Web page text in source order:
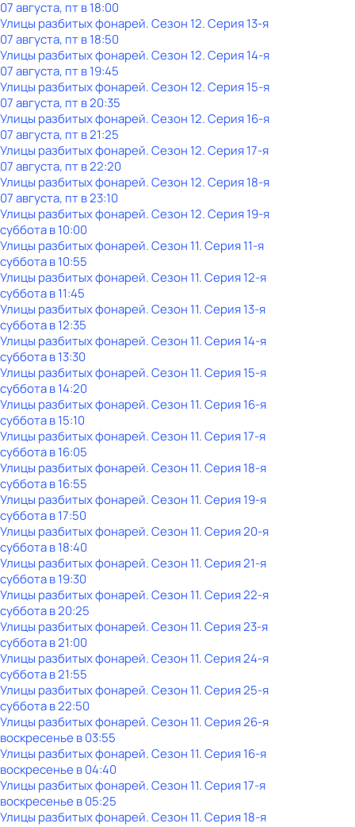
07 августа, пт в 18:00
Улицы разбитых фонарей. Сезон 12. Серия 13-я
07 августа, пт в 18:50
Улицы разбитых фонарей. Сезон 12. Серия 14-я
07 августа, пт в 19:45
Улицы разбитых фонарей. Сезон 12. Серия 15-я
07 августа, пт в 20:35
Улицы разбитых фонарей. Сезон 12. Серия 16-я
07 августа, пт в 21:25
Улицы разбитых фонарей. Сезон 12. Серия 17-я
07 августа, пт в 22:20
Улицы разбитых фонарей. Сезон 12. Серия 18-я
07 августа, пт в 23:10
Улицы разбитых фонарей. Сезон 12. Серия 19-я
субботав10:00
Улицы разбитых фонарей. Сезон 11. Серия 11-я
субботав10:55
Улицы разбитых фонарей. Сезон 11. Серия 12-я
субботав11:45
Улицы разбитых фонарей. Сезон 11. Серия 13-я
субботав12:35
Улицы разбитых фонарей. Сезон 11. Серия 14-я
субботав13:30
Улицы разбитых фонарей. Сезон 11. Серия 15-я
субботав14:20
Улицы разбитых фонарей. Сезон 11. Серия 16-я
субботав15:10
Улицы разбитых фонарей. Сезон 11. Серия 17-я
субботав16:05
Улицы разбитых фонарей. Сезон 11. Серия 18-я
субботав16:55
Улицы разбитых фонарей. Сезон 11. Серия 19-я
субботав17:50
Улицы разбитых фонарей. Сезон 11. Серия 20-я
субботав18:40
Улицы разбитых фонарей. Сезон 11. Серия 21-я
субботав19:30
Улицы разбитых фонарей. Сезон 11. Серия 22-я
субботав20:25
Улицы разбитых фонарей. Сезон 11. Серия 23-я
субботав21:00
Улицы разбитых фонарей. Сезон 11. Серия 24-я
субботав21:55
Улицы разбитых фонарей. Сезон 11. Серия 25-я
субботав22:50
Улицы разбитых фонарей. Сезон 11. Серия 26-я
воскресенье в03:55
Улицы разбитых фонарей. Сезон 11. Серия 16-я
воскресенье в04:40
Улицы разбитых фонарей. Сезон 11. Серия 17-я
воскресенье в05:25
Улицы разбитых фонарей. Сезон 11. Серия 18-я